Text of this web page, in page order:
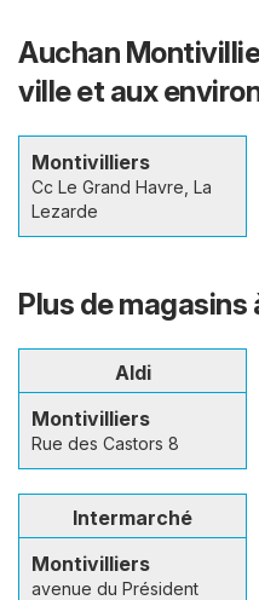
Auchan
ville et aux
Montivilliers
Cc Le Grand Havre, La
Lezarde
Plus de
Aldi
Montivilliers
Rue des Castors 8
Intermarché
Montivilliers
avenue du Président